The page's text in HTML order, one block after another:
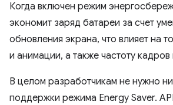
Когда включен режим
экономит заряд батареи за счет
обновления экрана, что влияет на
и анимации, а также частоту кадров
В целом разработчикам не нужно
поддержки режима Energy Saver.